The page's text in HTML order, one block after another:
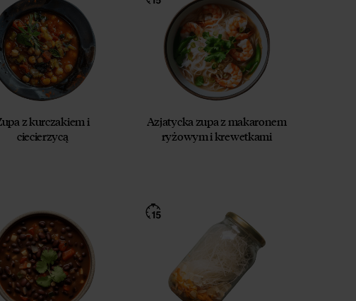
z kurczakiem i
ciecierzycą
Azjatycka zupa z makaronem
ryżowym i krewetkami